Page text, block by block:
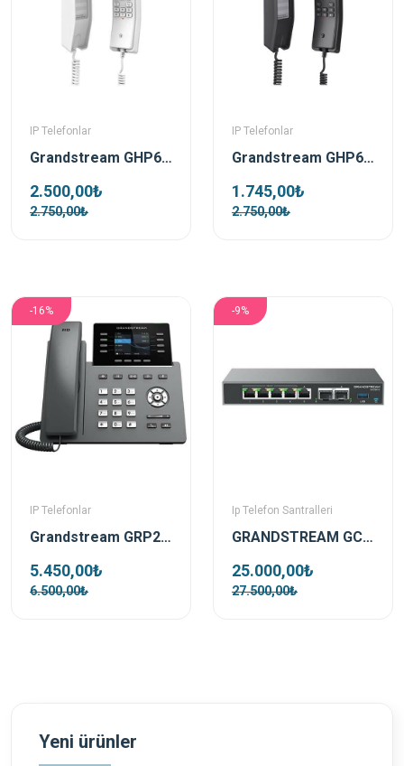
IP Telefonlar
Grandstream GHP610 Beyaz Poe Ip Duvar Telefonu
2.500,00₺
2.750,00₺
IP Telefonlar
Grandstream GHP611 Siyah Ip Duvar Telefonu
1.745,00₺
2.750,00₺
-16%
IP Telefonlar
Grandstream GRP2624 Ip Telefon
5.450,00₺
6.500,00₺
-9%
Ip Telefon Santralleri
GRANDSTREAM GCC6010 Telefon Santrali ,Wifi Controller ve Firewall
25.000,00₺
27.500,00₺
Yeni ürünler